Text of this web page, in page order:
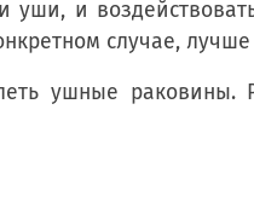
и
случае,
ушные